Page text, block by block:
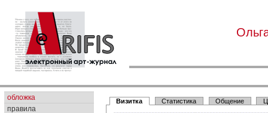
обложка
правила
Визитка Статистика Общение